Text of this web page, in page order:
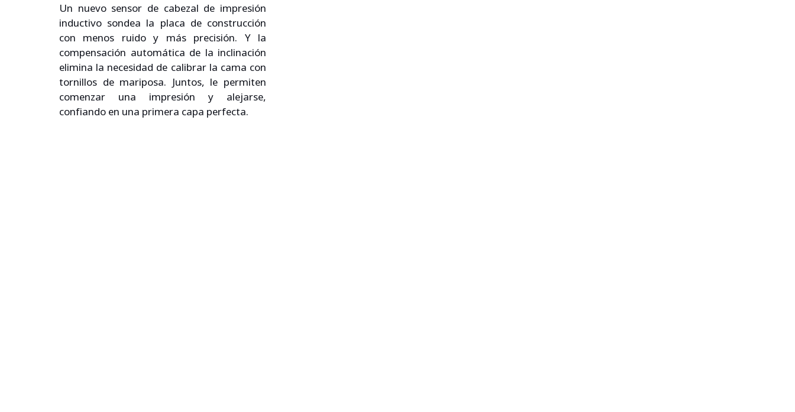
Un nuevo sensor de cabezal de impresión
inductivo sondea la placa de construcción
con menos ruido y más precisión. Y la
compensación automática de la inclinación
elimina la necesidad de calibrar la cama con
tornillos de mariposa. Juntos, le permiten
comenzar una impresión y alejarse,
confiando en una primera capa perfecta.